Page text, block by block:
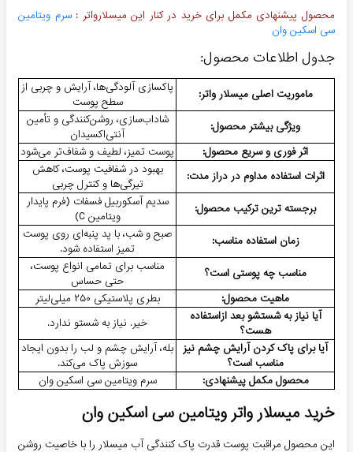
محصول پیشنهادی مکمل برای خرید در کنار این میسلارواتر : سرم ویتامین
سی اسکین وان
جدول اطلاعات محصول:
ماموریت اصلی میسلار واتر:
پاکسازی آلودگی‌ها، آرایش و چربی از
سطح پوست
ویژگی بیشتر محصول:
شاداب‌سازی، روشن‌کنندگی و تأمین
آنتی‌اکسیدان
اثر فوری و سریع محصول:
پوست تمیز، لطیف و شفاف‌تر می‌شود
اثرات استفاده مداوم در دراز مدت:
بهبود در شفافیت پوست، کاهش
تیرگی‌ها و کنترل چربی
برجسته ترین ترکیب محصول:
سدیم آسکوربیل فسفات (فرم پایدار
ویتامین C)
زمان استفاده مناسب:
صبح و شب، با پد پنبه‌ای روی پوست
تمیز استفاده شود.
مناسب چه پوستی است؟
مناسب برای تمامی انواع پوست،
حتی حساس
ماهیت محصول:
بطری پلاستیکی ۲۵۰ میلی‌لیتر
آیا نیاز به شستشو بعد ازاستفاده
هست؟
خیر. نیاز به شستو ندارد.
آیا برای پاک کردن آرایش چشم نیز
مناسب است؟
بله، آرایش چشم و لب را بدون ایجاد
سوزش پاک می‌کند.
محصول مکمل پیشنهادی:
سرم ویتامین سی اسکین وان
خرید میسلار واتر ویتامین سی اسکین وان
این محصول مراقبت پوست قدرت پاک کنندگی آب میسلار را با خاصیت روشن